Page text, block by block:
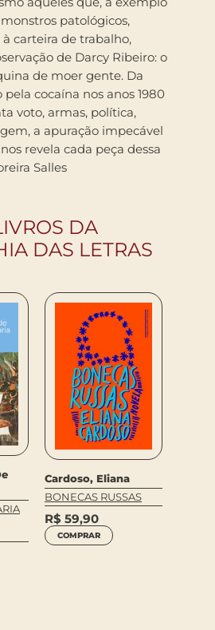
patológicos,
carteira de trabalho,
de Darcy Ribeiro: o
de moer gente. Da
cocaína nos anos 1980
voto, armas, política,
a apuração impecável
revela cada peça dessa
Salles
DA
DAS LETRAS
Cardoso, Eliana
BONECAS RUSSAS
R$ 59,90
COMPRAR